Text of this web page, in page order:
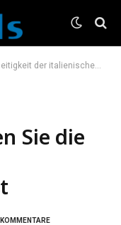
der italienischen Wurst
Sie die
KOMMENTARE